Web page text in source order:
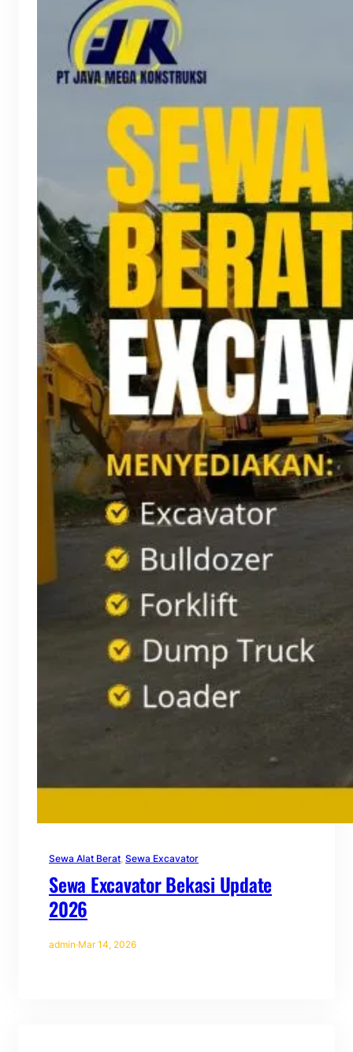
Sewa Alat Berat, Sewa Excavator
Sewa Excavator Bekasi Update
2026
admin·Mar 14, 2026